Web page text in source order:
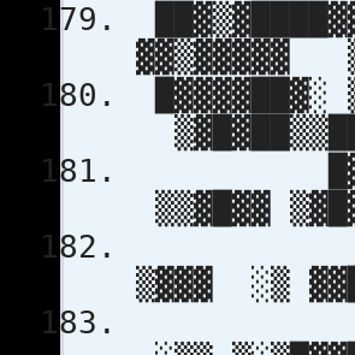
▓▓▒▓▓▓▓▓
█▓▓██▓
▒▒▓█▓▓
▓ █
▒▓▓▓ ░▒
▓ ██